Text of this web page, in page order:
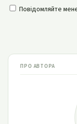
Повідомляйте
ПРО АВТОРА